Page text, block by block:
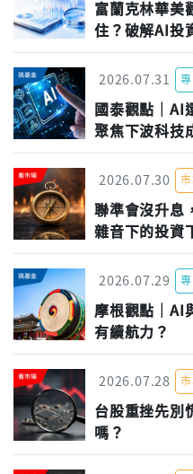
富蘭克林華美
住？破解AI投
2026.07.31
國泰觀點｜AI
聚焦下波科技
2026.07.30
聯準會沒升息
雜音下的投資
2026.07.29
摩根觀點｜AI
有續航力？
2026.07.28
台股重挫先別
嗎？